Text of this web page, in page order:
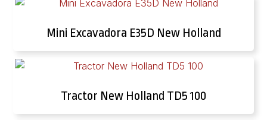
Mini Excavadora E35D New Holland
Tractor New Holland TD5 100